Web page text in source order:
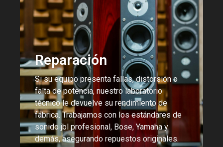
Reparación
Si su equipo presenta fallas, distorsión o
falta de potencia, nuestro laboratorio
técnico le devuelve su rendimiento de
fábrica. Trabajamos con los estándares de
sonido jbl profesional, Bose, Yamaha y
demás, asegurando repuestos originales.